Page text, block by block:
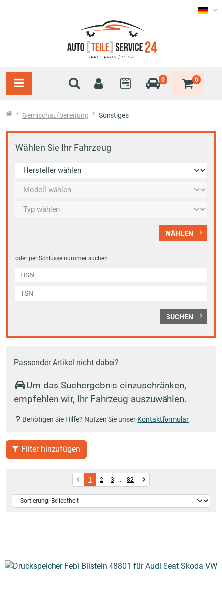
0 0
Gemischaufbereitung Sonstiges
Wählen Sie Ihr Fahrzeug
WÄHLEN
oder per Schlüsselnummer suchen
SUCHEN
Passender Artikel nicht dabei?
Um das Suchergebnis einzuschränken,
empfehlen wir, Ihr Fahrzeug auszuwählen.
Benötigen Sie Hilfe? Nutzen Sie unser Kontaktformular
Filter hinzufügen
1 2 3 ... 82